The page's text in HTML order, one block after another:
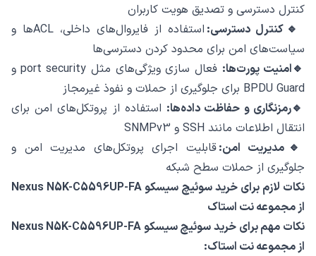
کنترل دسترسی و تصدیق هویت کاربران
🔹کنترل دسترسی:
استفاده از فایروال‌های داخلی، ACLها و
سیاست‌های امن برای محدود کردن دسترسی‌ها
🔹امنیت پورت‌ها:
فعال ‌سازی ویژگی‌های مثل port security و
BPDU Guard برای جلوگیری از حملات و نفوذ غیرمجاز
🔹رمزنگاری و حفاظت داده‌ها: استفاده از پروتکل‌های امن برای
انتقال اطلاعات مانند SSH و SNMPv3
🔹مدیریت امن:قابلیت اجرای پروتکل‌های مدیریت امن و
جلوگیری از حملات سطح شبکه
نکات لازم برای خرید سوئیچ سیسکو Nexus N5K-C5596UP-FA
از مجموعه نت استاک
نکات مهم برای خرید سوئیچ سیسکو Nexus N5K-C5596UP-FA
از مجموعه نت استاک: